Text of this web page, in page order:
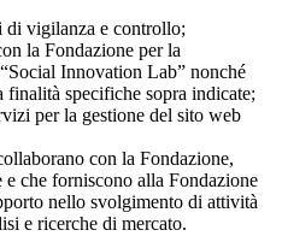
di vigilanza e controllo;
la Fondazione per la
Innovation Lab” nonché
specifiche sopra indicate;
per la gestione del sito web
con la Fondazione,
che forniscono alla Fondazione
nello svolgimento di attività
e ricerche di mercato.